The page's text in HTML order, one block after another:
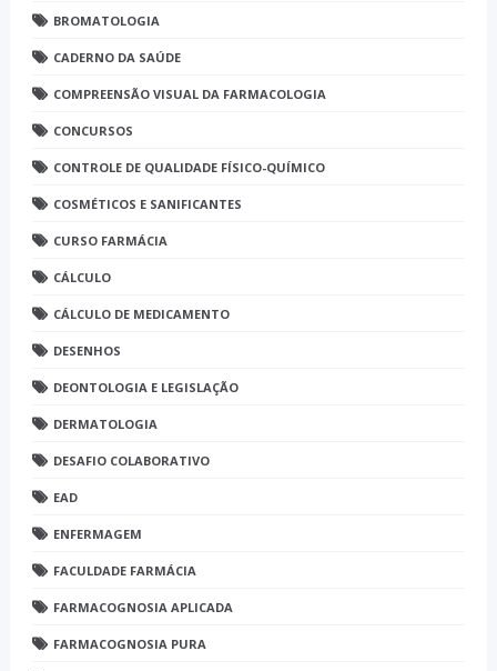
BROMATOLOGIA
CADERNO DA SAÚDE
COMPREENSÃO VISUAL DA FARMACOLOGIA
CONCURSOS
CONTROLE DE QUALIDADE FÍSICO-QUÍMICO
COSMÉTICOS E SANIFICANTES
CURSO FARMÁCIA
CÁLCULO
CÁLCULO DE MEDICAMENTO
DESENHOS
DEONTOLOGIA E LEGISLAÇÃO
DERMATOLOGIA
DESAFIO COLABORATIVO
EAD
ENFERMAGEM
FACULDADE FARMÁCIA
FARMACOGNOSIA APLICADA
FARMACOGNOSIA PURA